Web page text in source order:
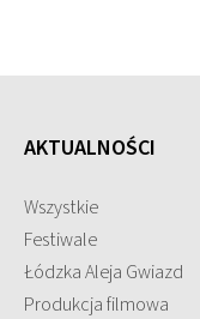
AKTUALNOŚCI
Wszystkie
Festiwale
Łódzka Aleja Gwiazd
Produkcja filmowa